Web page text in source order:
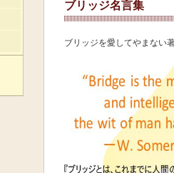
ブリッジ名言集
ブリッジを愛してやまない